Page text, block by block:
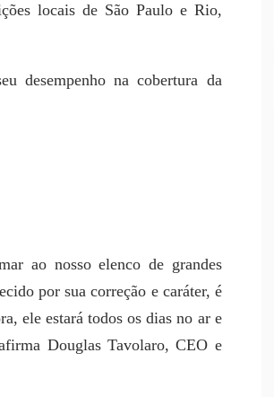
locais de São Paulo e Rio,
desempenho na cobertura da
ao nosso elenco de grandes
por sua correção e caráter, é
ele estará todos os dias no ar e
Douglas Tavolaro, CEO e